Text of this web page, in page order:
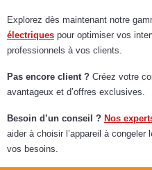
Explorez dès maintenant notre
électriques pour optimiser vos
professionnels à vos clients.
Pas encore client ? Créez votre
avantageux et d’offres exclusives.
Besoin d’un conseil ? Nos
aider à choisir l’appareil à
vos besoins.